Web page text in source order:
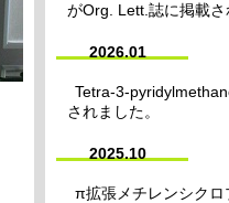
がOrg. Lett.誌に掲載さ
2026.01
Tetra-3-
されました。
2025.10
π拡張メチレンシクロ